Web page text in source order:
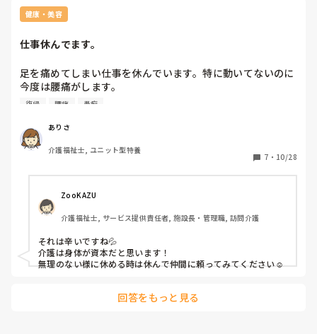
健康・美容
仕事休んでます。
足を痛めてしまい仕事を休んでいます。特に動いてないのに
今度は腰痛がします。
もう嫌になります。早く仕事復帰しなきゃいけないのに職場
復帰 腰痛 愚痴
ありさ
介護福祉士, ユニット型特養
7 ・ 10/28
ZooKAZU
介護福祉士, サービス提供責任者, 施設長・管理職, 訪問介護
それは辛いですね💦
介護は身体が資本だと思います！
無理のない様に休める時は休んで仲間に頼ってみてください☺️
回答をもっと見る